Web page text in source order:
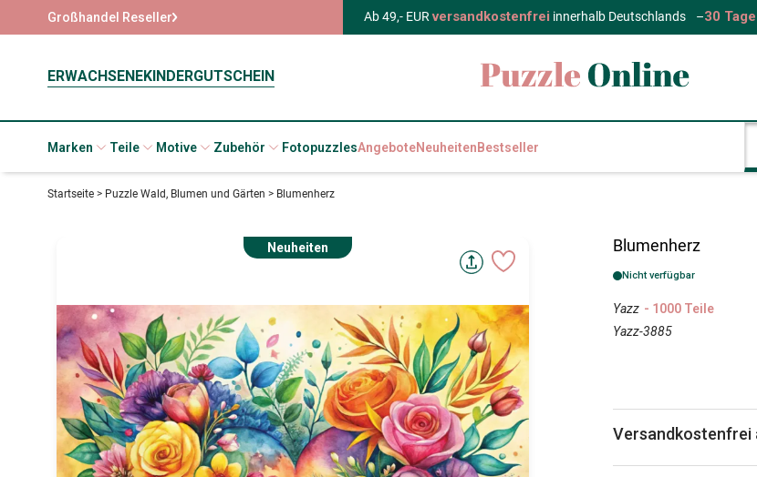
Großhandel Reseller Ab 49,- EURversandkostenfrei innerhalb Deutschlands –30
ERWACHSENEKINDERGUTSCHEIN
Marken Teile Motive Zubehör FotopuzzlesAngeboteNeuheitenBestseller
Startseite > Puzzle Wald, Blumen und Gärten > Blumenherz
Neuheiten Blumenherz
Nicht verfügbar
Yazz - 1000 Teile
Yazz-3885
Versandkostenfrei